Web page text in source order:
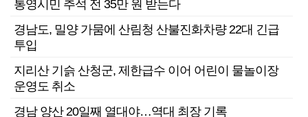
통영시민 추석 전 35만 원 받는다
경남도, 밀양 가뭄에 산림청 산불진화차량 22대 긴급
투입
지리산 기슭 산청군, 제한급수 이어 어린이 물놀이장
운영도 취소
경남 양산 20일째 열대야…역대 최장 기록